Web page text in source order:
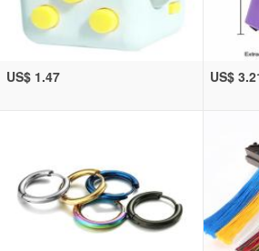
US$ 1.47 US$